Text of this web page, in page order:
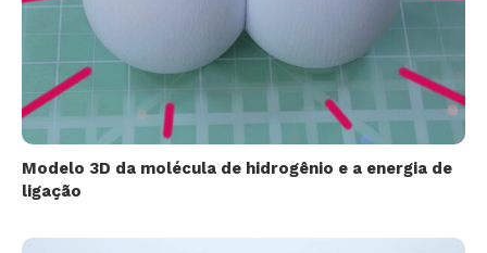
Modelo 3D da molécula de hidrogênio e a energia de
ligação